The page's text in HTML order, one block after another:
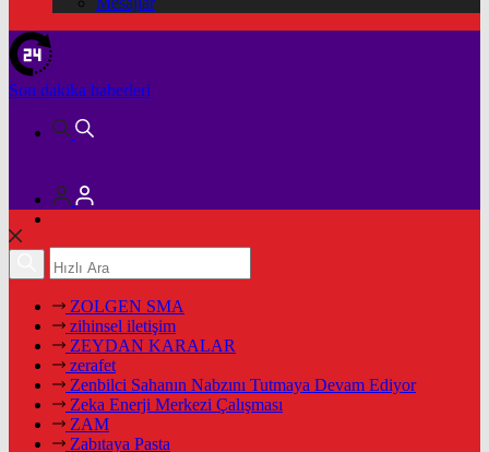
Son dakika haberleri
ZOLGEN SMA
zihinsel iletişim
ZEYDAN KARALAR
zerafet
Zenbilci Sahanın Nabzını Tutmaya Devam Ediyor
Zeka Enerji Merkezi Çalışması
ZAM
Zabıtaya Pasta